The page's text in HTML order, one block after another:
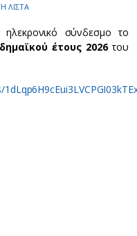
ΛΙΣΤΑ
ηλεκρονικό σύνδεσμο το
έτους 2026του